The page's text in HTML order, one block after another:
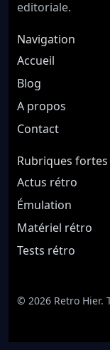
editoriale.
Navigation
Accueil
Blog
A propos
Contact
Rubriques fortes
Actus rétro
Émulation
Matériel rétro
Tests rétro
© 2026 Retro Hier.